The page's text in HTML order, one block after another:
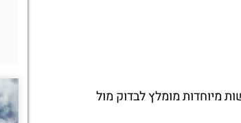
מיוחדות מומלץ לבדוק מול